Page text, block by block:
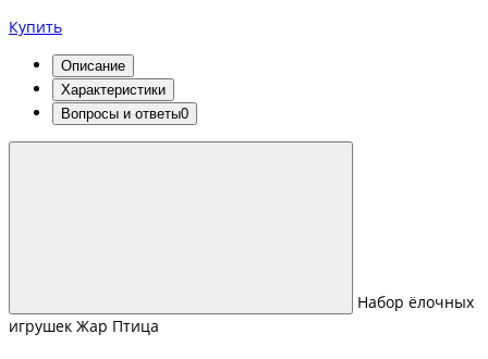
Купить
Описание
Характеристики
Вопросы и ответы0
Набор ёлочных
игрушек Жар Птица